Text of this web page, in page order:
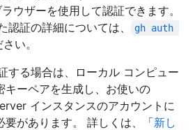
ウザーを使用して認証できます。
証の詳細については、
gh auth
い。
する場合は、ローカル コンピュー
キーペアを生成し、お使いの
インスタンスのアカウントに
要があります。 詳しくは、「新し